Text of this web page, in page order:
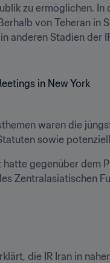
zu ermöglichen.
von Teheran in
anderen Stadien der
waren die
sowie
hatte gegenüber dem
Zentralasiatischen
die IR Iran in